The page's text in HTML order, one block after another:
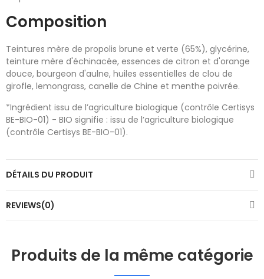
Composition
Teintures mère de propolis brune et verte (65%), glycérine,
teinture mère d'échinacée, essences de citron et d'orange
douce, bourgeon d'aulne, huiles essentielles de clou de
girofle, lemongrass, canelle de Chine et menthe poivrée.
*Ingrédient issu de l’agriculture biologique (contrôle Certisys
BE-BIO-01) - BIO signifie : issu de l’agriculture biologique
(contrôle Certisys BE-BIO-01).
DÉTAILS DU PRODUIT
REVIEWS(0)
Produits de la même catégorie